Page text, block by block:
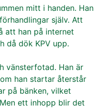
mitt i handen. Han
själv. Att
att han på internet
då dök KPV upp.
vänsterfotad. Han är
han startar återstår
på bänken, vilket
ett inhopp blir det